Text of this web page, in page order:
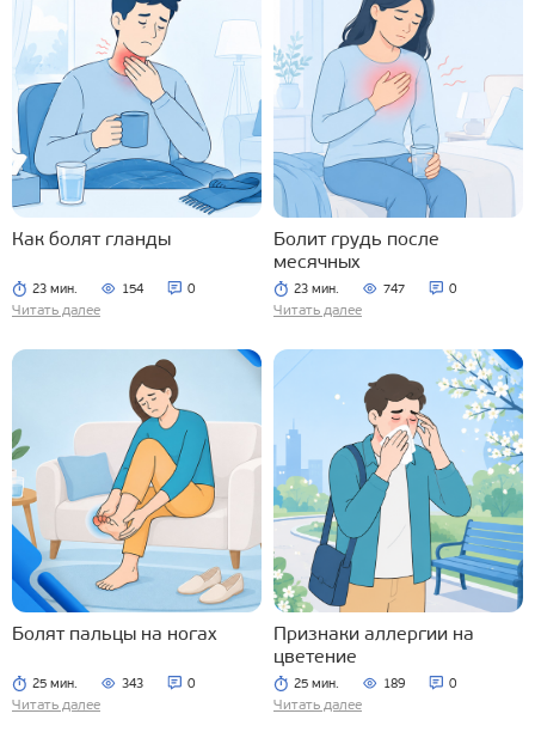
Как болят гланды
23 мин. 154 0
Читать далее
Болит грудь после
месячных
23 мин. 747 0
Читать далее
Болят пальцы на ногах
25 мин. 343 0
Читать далее
Признаки аллергии на
цветение
25 мин. 189 0
Читать далее